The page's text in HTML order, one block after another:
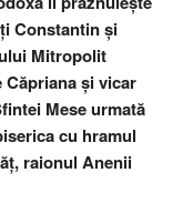
Constantin și
Mitropolit
și vicar
Mese urmată
cu hramul
raionul Anenii